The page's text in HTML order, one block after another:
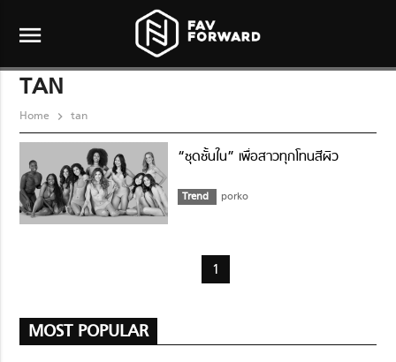
menu
TAN
Home tan
“ชุดชั้นใน” เพื่อสาวทุกโทนสีผิว
Trend porko
1
MOST POPULAR